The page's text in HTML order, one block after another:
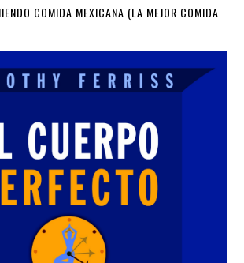
COMIDA MEXICANA (LA MEJOR COMIDA